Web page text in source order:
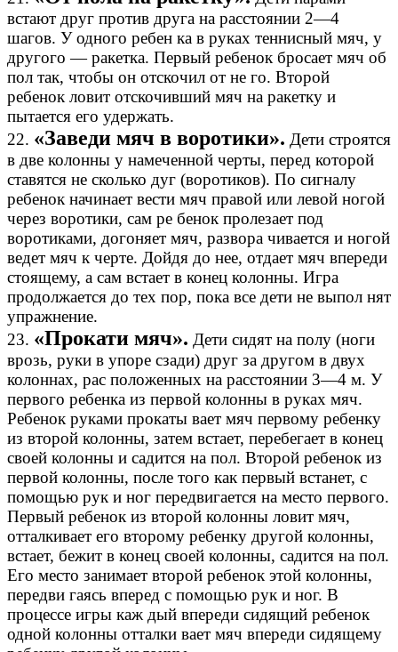
встают друг против друга на расстоянии 2—4
шагов. У одного ребен ка в руках теннисный мяч, у
другого — ракетка. Первый ребенок бросает мяч об
пол так, чтобы он отскочил от не го. Второй
ребенок ловит отскочивший мяч на ракетку и
пытается его удержать.
22. «Заведи мяч в воротики». Дети строятся
в две колонны у намеченной черты, перед которой
ставятся не сколько дуг (воротиков). По сигналу
ребенок начинает вести мяч правой или левой ногой
через воротики, сам ре бенок пролезает под
воротиками, догоняет мяч, развора чивается и ногой
ведет мяч к черте. Дойдя до нее, отдает мяч впереди
стоящему, а сам встает в конец колонны. Игра
продолжается до тех пор, пока все дети не выпол нят
упражнение.
23. «Прокати мяч». Дети сидят на полу (ноги
врозь, руки в упоре сзади) друг за другом в двух
колоннах, рас положенных на расстоянии 3—4 м. У
первого ребенка из первой колонны в руках мяч.
Ребенок руками прокаты вает мяч первому ребенку
из второй колонны, затем встает, перебегает в конец
своей колонны и садится на пол. Второй ребенок из
первой колонны, после того как первый встанет, с
помощью рук и ног передвигается на место первого.
Первый ребенок из второй колонны ловит мяч,
отталкивает его второму ребенку другой колонны,
встает, бежит в конец своей колонны, садится на пол.
Его место занимает второй ребенок этой колонны,
передви гаясь вперед с помощью рук и ног. В
процессе игры каж дый впереди сидящий ребенок
одной колонны отталки вает мяч впереди сидящему